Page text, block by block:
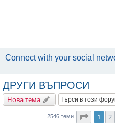
Connect with your social
ДРУГИ ВЪПРОСИ
Нова тема
2546 теми 1 2